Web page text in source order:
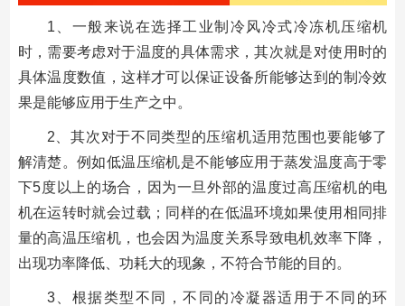
1、一般来说在选择工业制冷风冷式冷冻机压缩机
时，需要考虑对于温度的具体需求，其次就是对使用时的
具体温度数值，这样才可以保证设备所能够达到的制冷效
果是能够应用于生产之中。
2、其次对于不同类型的压缩机适用范围也要能够了
解清楚。例如低温压缩机是不能够应用于蒸发温度高于零
下5度以上的场合，因为一旦外部的温度过高压缩机的电
机在运转时就会过载；同样的在低温环境如果使用相同排
量的高温压缩机，也会因为温度关系导致电机效率下降，
出现功率降低、功耗大的现象，不符合节能的目的。
3、根据类型不同，不同的冷凝器适用于不同的环